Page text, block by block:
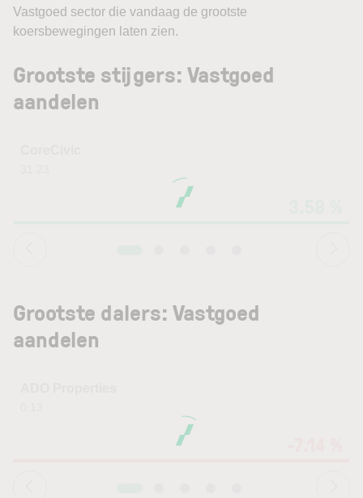
Vastgoed sector die vandaag de grootste
koersbewegingen laten zien.
Grootste stijgers: Vastgoed
aandelen
Grootste dalers: Vastgoed
aandelen